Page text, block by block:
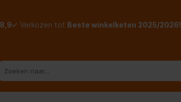
8,9 Verkozen tot Beste winkelketen 2025/2026!